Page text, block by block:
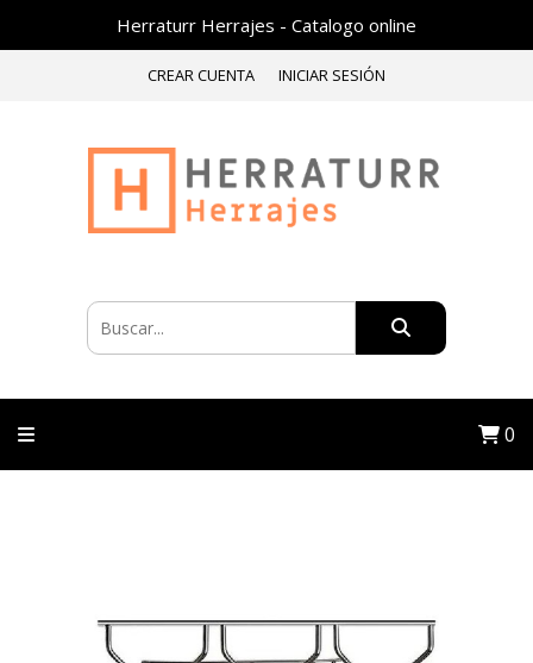
Herraturr Herrajes - Catalogo online
CREAR CUENTA INICIAR SESIÓN
0